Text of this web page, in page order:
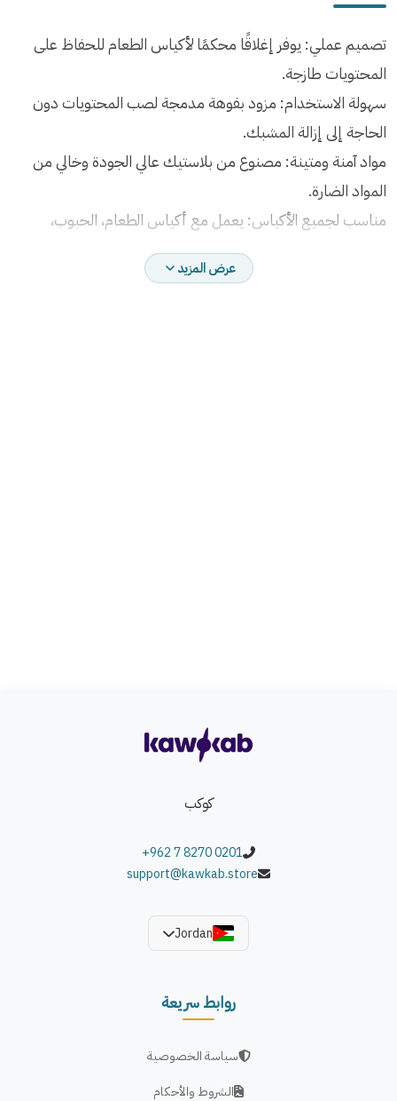
تصميم عملي: يوفر إغلاقًا محكمًا لأكياس الطعام للحفاظ على
المحتويات طازجة.
سهولة الاستخدام: مزود بفوهة مدمجة لصب المحتويات دون
الحاجة إلى إزالة المشبك.
مواد آمنة ومتينة: مصنوع من بلاستيك عالي الجودة وخالي من
المواد الضارة.
مناسب لجميع الأكياس: يعمل مع أكياس الطعام، الحبوب،
متعدد الاستخدامات: مثالي للاستخدام في المنزل، العمل، أو السفر.
عرض المزيد
كوكب
+962 7 8270 0201
support@kawkab.store
Jordan
روابط سريعة
سياسة الخصوصية
الشروط والأحكام